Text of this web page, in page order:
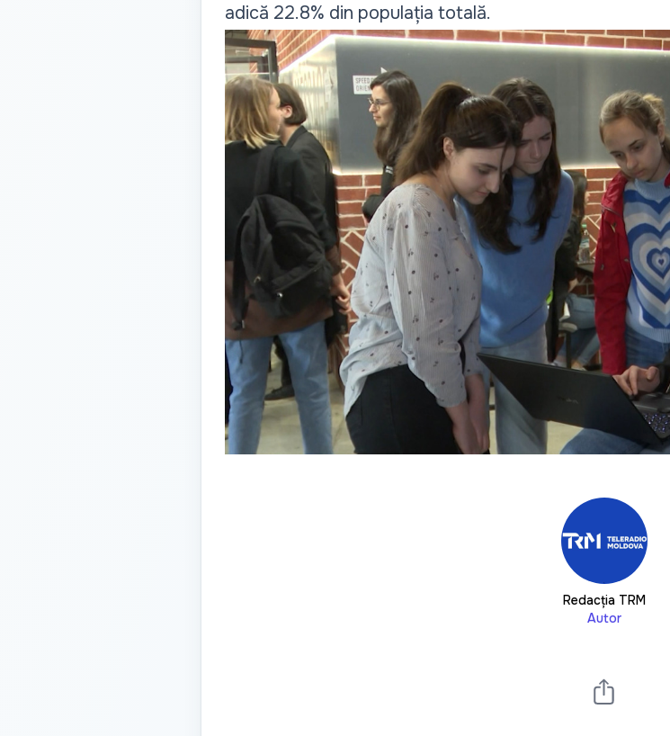
adică 22.8% din populația totală.
Redacția TRM
Autor